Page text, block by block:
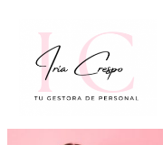
contenido